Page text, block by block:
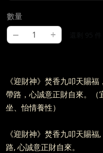
數量
– +
《迎財神》焚香九叩天賜
帶路，心誠意正財自來。
坐、怡情養性）
《迎財神》焚香九叩天賜
路, 心誠意正財自來。